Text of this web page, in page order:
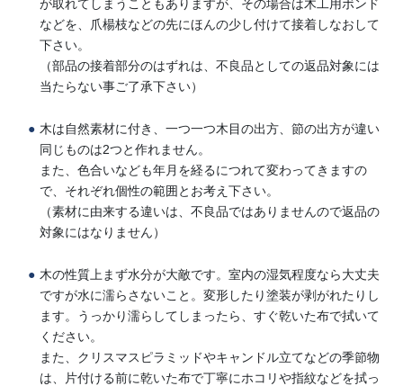
が取れてしまうこともありますが、その場合は木工用ボンド
などを、爪楊枝などの先にほんの少し付けて接着しなおして
下さい。
（部品の接着部分のはずれは、不良品としての返品対象には
当たらない事ご了承下さい）
木は自然素材に付き、一つ一つ木目の出方、節の出方が違い
同じものは2つと作れません。
また、色合いなども年月を経るにつれて変わってきますの
で、それぞれ個性の範囲とお考え下さい。
（素材に由来する違いは、不良品ではありませんので返品の
対象にはなりません）
木の性質上まず水分が大敵です。室内の湿気程度なら大丈夫
ですが水に濡らさないこと。変形したり塗装が剥がれたりし
ます。うっかり濡らしてしまったら、すぐ乾いた布で拭いて
ください。
また、クリスマスピラミッドやキャンドル立てなどの季節物
は、片付ける前に乾いた布で丁寧にホコリや指紋などを拭っ